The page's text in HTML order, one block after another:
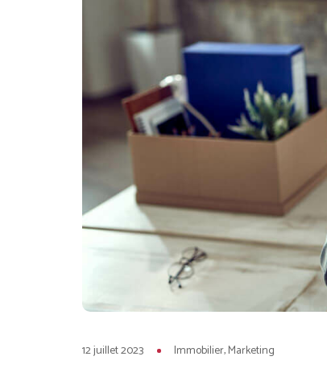
12 juillet 2023 Immobilier Marketing